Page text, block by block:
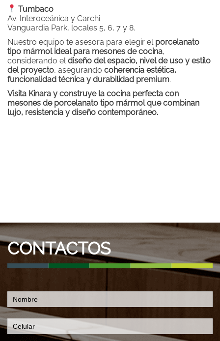
Tumbaco
Av. Interoceánica y Carchi
Vanguardia Park, locales 5, 6, 7 y 8.
Nuestro equipo te asesora para elegir el porcelanato
tipo mármol ideal para mesones de cocina,
considerando eldiseño del espacio, nivel de uso y estilo
del proyecto, asegurando coherencia estética,
funcionalidad técnica y durabilidad premium.
Visita Kinara y construye la cocina perfecta con
mesones de porcelanato tipo mármol que combinan
lujo, resistencia y diseño contemporáneo.
CONTACTOS